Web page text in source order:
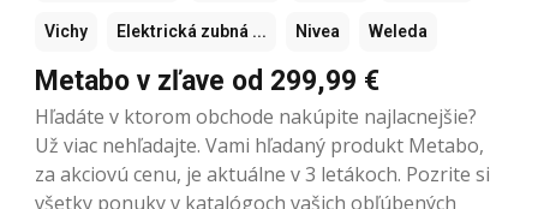
Vichy Elektrická zubná ... Nivea Weleda
Metabo v zľave od 299,99 €
Hľadáte v ktorom obchode nakúpite najlacnejšie?
Už viac nehľadajte. Vami hľadaný produkt Metabo,
za akciovú cenu, je aktuálne v 3 letákoch. Pozrite si
všetky ponuky v katalógoch vašich obľúbených